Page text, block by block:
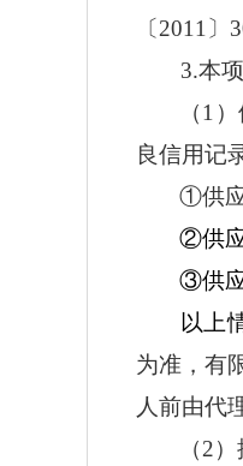
〔 2011〕
3.本
（1
良信用记
①供
②供
③供
以上
为准，有
人前由代
（2